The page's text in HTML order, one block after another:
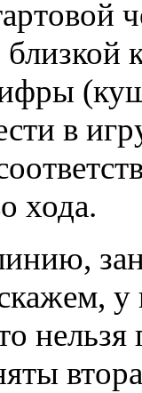
в
хода.
у